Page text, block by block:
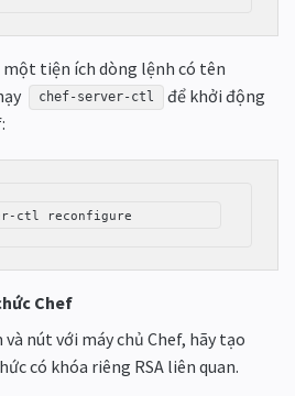
một tiện ích dòng lệnh có tên
chef-server-ctl
để khởi động
ctl reconfigure
Chef
nút với máy chủ Chef, hãy tạo
có khóa riêng RSA liên quan.